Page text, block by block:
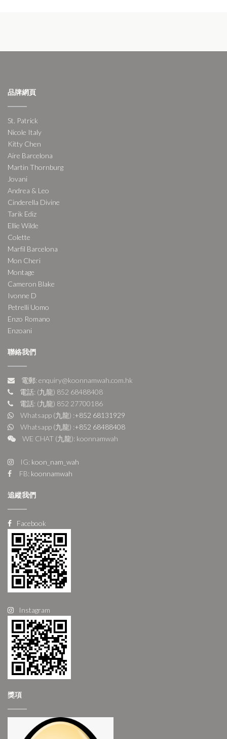
品牌網頁
St. Patrick
Nicole Italy
Kitty Chen
Aire Barcelona
Martin Thornburg
Jovani
Andrea & Leo
Cinderella Divine
Tarik Ediz
Ellie Wilde
Colette
Marfil Barcelona
Mon Cheri
Montage
Cameron Blake
Ivonne D
Petrelli Uomo
Enzo Romano
Enzoani
聯絡我們
電郵: enquiry@koonnamwah.com.hk
電話: (九龍) 852 68488408
電話: (九龍) 852 27700186
Whatsapp (九龍) :+852 68131929
Whatsapp (九龍) :+852 68488408
WE CHAT (九龍): koonnamwah
IG: koon_nam_wah
FB: koonnamwah
追縱我們
Facebook
Instagram
獎項